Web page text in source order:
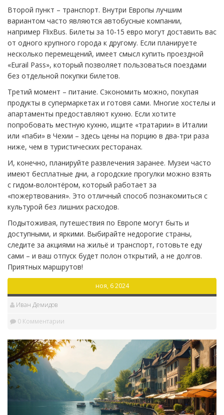
Второй пункт – транспорт. Внутри Европы лучшим
вариантом часто являются автобусные компании,
например FlixBus. Билеты за 10‑15 евро могут доставить вас
от одного крупного города к другому. Если планируете
несколько перемещений, имеет смысл купить проездной
«Eurail Pass», который позволяет пользоваться поездами
без отдельной покупки билетов.
Третий момент – питание. Сэкономить можно, покупая
продукты в супермаркетах и готовя сами. Многие хостелы и
апартаменты предоставляют кухню. Если хотите
попробовать местную кухню, ищите «тратарии» в Италии
или «паби» в Чехии – здесь цены на порцию в два‑три раза
ниже, чем в туристических ресторанах.
И, конечно, планируйте развлечения заранее. Музеи часто
имеют бесплатные дни, а городские прогулки можно взять
с гидом‑волонтёром, который работает за
«пожертвования». Это отличный способ познакомиться с
культурой без лишних расходов.
Подытоживая, путешествия по Европе могут быть и
доступными, и яркими. Выбирайте недорогие страны,
следите за акциями на жильё и транспорт, готовьте еду
сами – и ваш отпуск будет полон открытий, а не долгов.
Приятных маршрутов!
ноя, 6 2024
Иван Демидов
0 Комментарии